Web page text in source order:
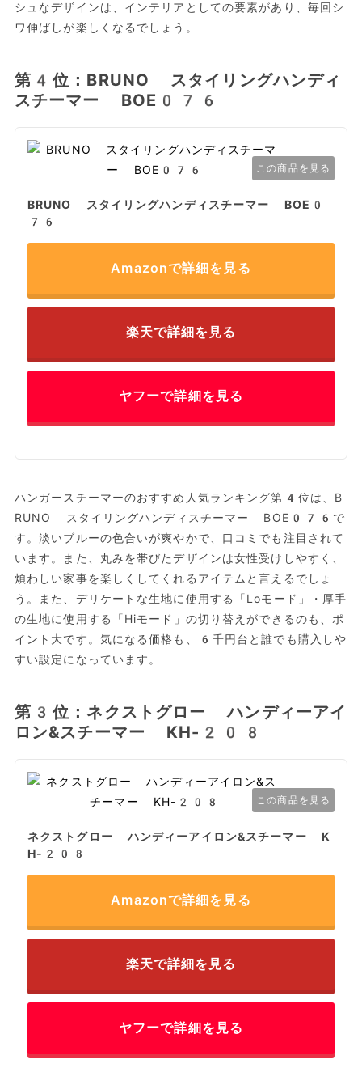
シュなデザインは、インテリアとしての要素があり、毎回シ
ワ伸ばしが楽しくなるでしょう。
第4位：BRUNO スタイリングハンディ
スチーマー BOE076
この商品を見る
BRUNO スタイリングハンディスチーマー BOE0
76
Amazonで詳細を見る
楽天で詳細を見る
ヤフーで詳細を見る
ハンガースチーマーのおすすめ人気ランキング第4位は、B
RUNO スタイリングハンディスチーマー BOE076で
す。淡いブルーの色合いが爽やかで、口コミでも注目されて
います。また、丸みを帯びたデザインは女性受けしやすく、
煩わしい家事を楽しくしてくれるアイテムと言えるでしょ
う。また、デリケートな生地に使用する「Loモード」・厚手
の生地に使用する「Hiモード」の切り替えができるのも、ポ
イント大です。気になる価格も、6千円台と誰でも購入しや
すい設定になっています。
第3位：ネクストグロー ハンディーアイ
ロン&スチーマー KH-208
この商品を見る
ネクストグロー ハンディーアイロン&スチーマー K
H-208
Amazonで詳細を見る
楽天で詳細を見る
ヤフーで詳細を見る